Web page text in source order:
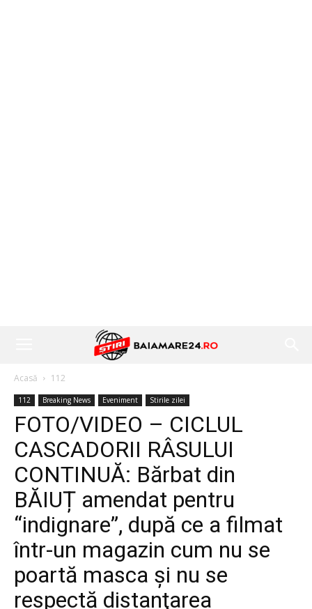
Acasă 112
112 Breaking News Eveniment Stirile zilei
FOTO/VIDEO – CICLUL
CASCADORII RÂSULUI
CONTINUĂ: Bărbat din
BĂIUȚ amendat pentru
“indignare”, după ce a filmat
într-un magazin cum nu se
poartă masca şi nu se
respectă distanţarea